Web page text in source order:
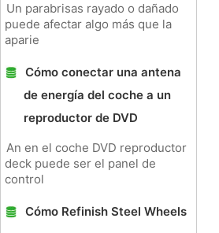
Un parabrisas rayado o dañado
puede afectar algo más que la
aparie
Cómo conectar una antena
de energía del coche a un
reproductor de DVD
An en el coche DVD reproductor
deck puede ser el panel de
control
Cómo Refinish Steel Wheels